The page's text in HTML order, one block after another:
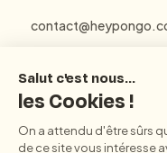
Privacy Policy
Conditions Générales